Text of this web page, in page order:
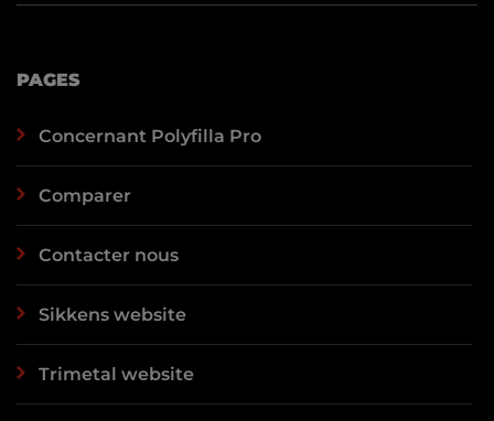
PAGES
Concernant Polyfilla Pro
Comparer
Contacter nous
Sikkens website
Trimetal website